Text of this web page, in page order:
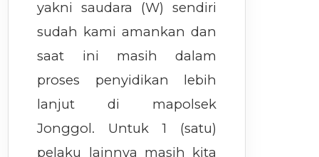
yakni saudara (W) sendiri
sudah kami amankan dan
saat ini masih dalam
proses penyidikan lebih
lanjut di mapolsek
Jonggol. Untuk 1 (satu)
pelaku lainnya masih kita